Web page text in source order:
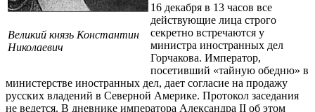
Великий князь Константин
Николаевич
16 декабря в 13 часов все
действующие лица строго
секретно встречаются у
министра иностранных дел
Горчакова. Император,
посетивший «тайную обедню» в
министерстве иностранных дел, дает согласие на продажу
русских владений в Северной Америке. Протокол заседания
не ведется. В дневнике императора Александра II об этом